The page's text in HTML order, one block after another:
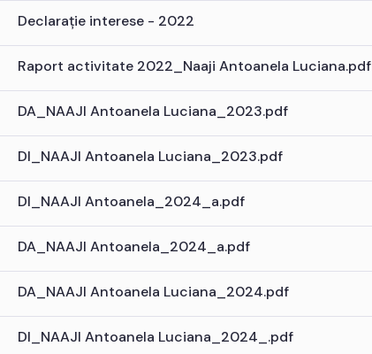
Declarație interese - 2022
Raport activitate 2022_Naaji Antoanela Luciana.pdf
DA_NAAJI Antoanela Luciana_2023.pdf
DI_NAAJI Antoanela Luciana_2023.pdf
DI_NAAJI Antoanela_2024_a.pdf
DA_NAAJI Antoanela_2024_a.pdf
DA_NAAJI Antoanela Luciana_2024.pdf
DI_NAAJI Antoanela Luciana_2024_.pdf